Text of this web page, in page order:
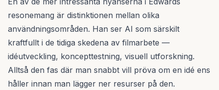
resonemang är distinktionen mellan olika
användningsområden. Han ser AI som särskilt
kraftfullt i de tidiga skedena av filmarbete —
idéutveckling, koncepttestning, visuell utforskning.
Alltså den fas där man snabbt vill pröva om en idé ens
håller innan man lägger ner resurser på den.